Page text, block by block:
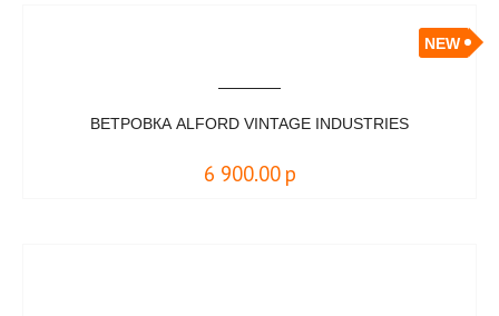
NEW
ВЕТРОВКА ALFORD VINTAGE INDUSTRIES
6 900.00 р